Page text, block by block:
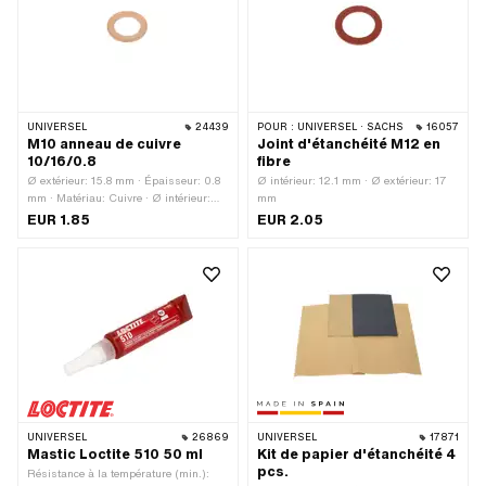
UNIVERSEL 24439
M10 anneau de cuivre
10/16/0.8
Ø extérieur: 15.8 mm · Épaisseur: 0.8
mm · Matériau: Cuivre · Ø intérieur:
10.4 mm · Pony numéro OEM: A1817 ·
EUR 1.85
POUR : UNIVERSEL · SACHS 16057
Joint d'étanchéité M12 en
fibre
Ø intérieur: 12.1 mm · Ø extérieur: 17
mm
EUR 2.05
UNIVERSEL 26869
Mastic Loctite 510 50 ml
Résistance à la température (min.):
UNIVERSEL 17871
Kit de papier d'étanchéité 4
pcs.